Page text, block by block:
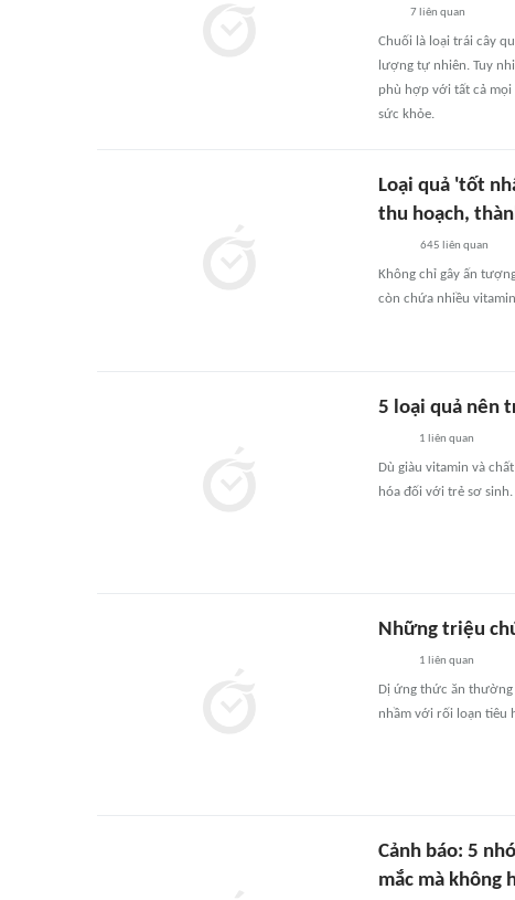
7 liên quan
Chuối là loại trái cây
lượng tự nhiên. Tuy
phù hợp với tất cả
sức khỏe.
Loại quả 'tốt
thu hoạch,
645 liên quan
Không chỉ gây ấn
còn chứa nhiều
5 loại quả nên
1 liên quan
Dù giàu vitamin và
hóa đối với trẻ sơ sinh.
Những triệu
1 liên quan
Dị ứng thức ăn
nhầm với rối loạn tiêu
Cảnh báo: 5
mắc mà không